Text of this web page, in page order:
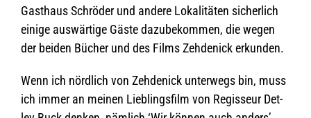
Gast­haus Schrö­der und andere Loka­li­tä­ten sicher­lich
einige aus­wär­tige Gäste dazu­be­kom­men, die wegen
der bei­den Bücher und des Films Zeh­de­nick erkunden.
Wenn ich nörd­lich von Zeh­de­nick unter­wegs bin, muss
ich immer an mei­nen Lieb­lings­film von Regis­seur Det­